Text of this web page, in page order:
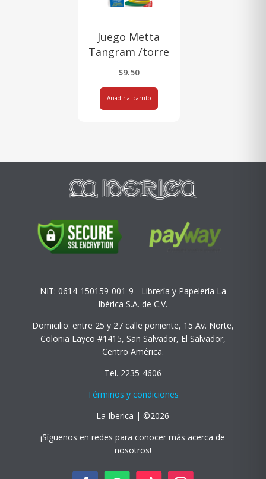
Juego Metta
Tangram /torre
$9.50
Añadir al carrito
NIT: 0614-150159-001-9 - Librería y Papelería La
Ibérica S.A. de C.V.
Domicilio: entre 25 y 27 calle poniente, 15 Av. Norte,
Colonia Layco #1415, San Salvador, El Salvador,
Centro América.
Tel. 2235-4606
Términos y condiciones
La Iberica | ©2026
¡Síguenos en redes para conocer más acerca de
nosotros!